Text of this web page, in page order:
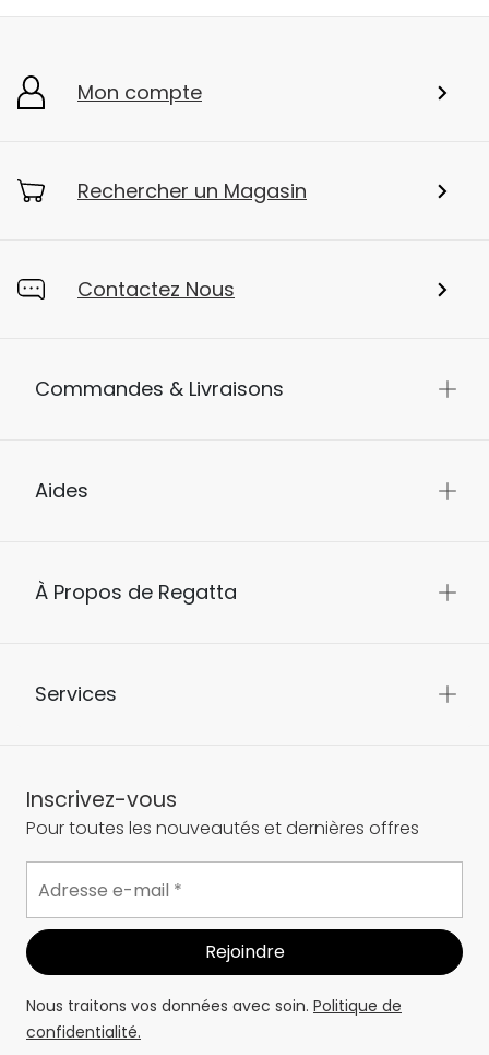
Mon compte
Rechercher un Magasin
Contactez Nous
Commandes & Livraisons
Aides
À Propos de Regatta
Services
Inscrivez-vous
Pour toutes les nouveautés et dernières offres
Nous traitons vos données avec soin. Politique de
confidentialité.